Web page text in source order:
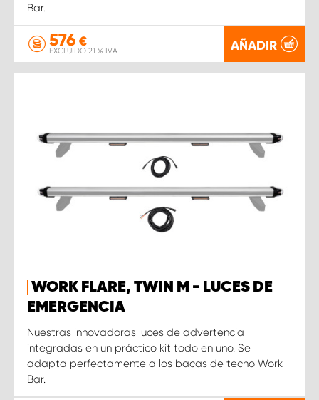
Bar.
576 €
EXCLUIDO 21 % IVA AÑADIR
WORK FLARE, TWIN M - LUCES DE
EMERGENCIA
Nuestras innovadoras luces de advertencia
integradas en un práctico kit todo en uno. Se
adapta perfectamente a los bacas de techo Work
Bar.